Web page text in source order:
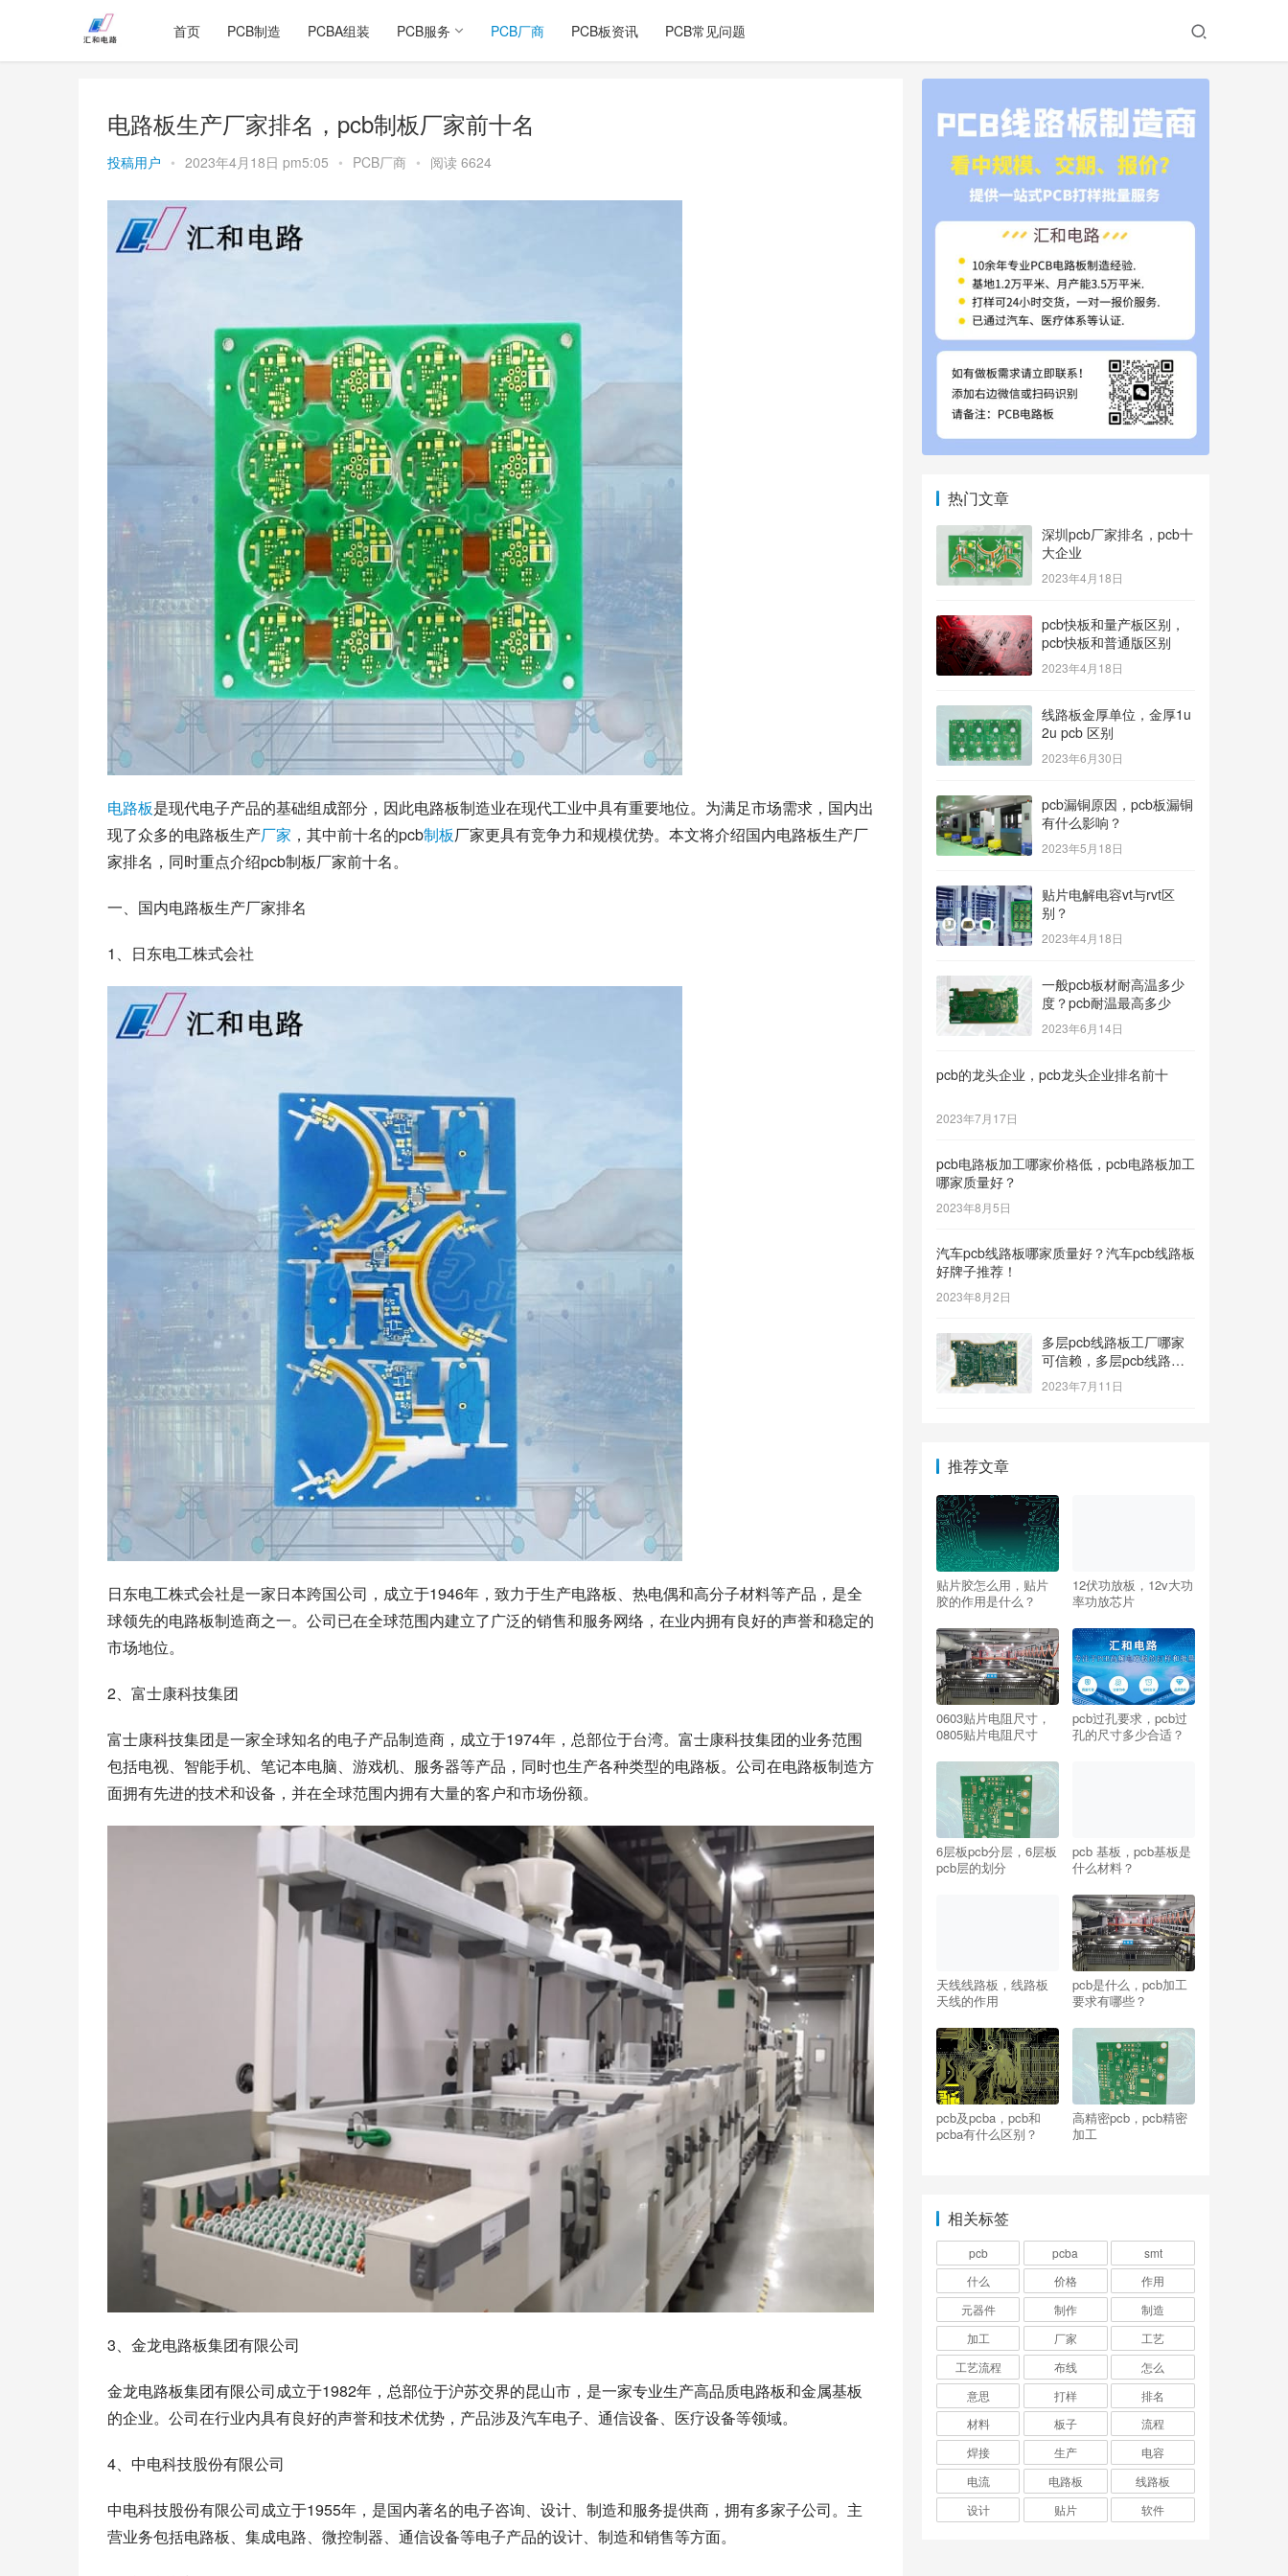
首页 PCB制造 PCBA组装 PCB服务 PCB厂商 PCB板资讯 PCB常见问题
电路板生产厂家排名，pcb制板厂家前十名
投稿用户 • 2023年4月18日 pm5:05 • PCB厂商 • 阅读 6624
电路板是现代电子产品的基础组成部分，因此电路板制造业在现代工业中具有重要地位。为满足市场需求，国内出
现了众多的电路板生产厂家 ，其中前十名的pcb制板厂家更具有竞争力和规模优势。本文将介绍国内电路板生产厂
家排名，同时重点介绍pcb制板厂家前十名。
一、国内电路板生产厂家排名
1、日东电工株式会社
日东电工株式会社是一家日本跨国公司，成立于1946年，致力于生产电路板、热电偶和高分子材料等产品，是全
球领先的电路板制造商之一。公司已在全球范围内建立了广泛的销售和服务网络，在业内拥有良好的声誉和稳定的
市场地位。
2、富士康科技集团
富士康科技集团是一家全球知名的电子产品制造商，成立于1974年，总部位于台湾。富士康科技集团的业务范围
包括电视、智能手机、笔记本电脑、游戏机、服务器等产品，同时也生产各种类型的电路板。公司在电路板制造方
面拥有先进的技术和设备，并在全球范围内拥有大量的客户和市场份额。
3、金龙电路板集团有限公司
金龙电路板集团有限公司成立于1982年，总部位于沪苏交界的昆山市，是一家专业生产高品质电路板和金属基板
的企业。公司在行业内具有良好的声誉和技术优势，产品涉及汽车电子、通信设备、医疗设备等领域。
4、中电科技股份有限公司
中电科技股份有限公司成立于1955年，是国内著名的电子咨询、设计、制造和服务提供商，拥有多家子公司。主
营业务包括电路板、集成电路、微控制器、通信设备等电子产品的设计、制造和销售等方面。
热门文章
深圳pcb厂家排名，pcb十
大企业
2023年4月18日
pcb快板和量产板区别，
pcb快板和普通版区别
2023年4月18日
线路板金厚单位，金厚1u
2u pcb 区别
2023年6月30日
pcb漏铜原因，pcb板漏铜
有什么影响？
2023年5月18日
贴片电解电容vt与rvt区
别？
2023年4月18日
一般pcb板材耐高温多少
度？pcb耐温最高多少
2023年6月14日
pcb的龙头企业，pcb龙头企业排名前十
2023年7月17日
pcb电路板加工哪家价格低，pcb电路板加工
哪家质量好？
2023年8月5日
汽车pcb线路板哪家质量好？汽车pcb线路板
好牌子推荐！
2023年8月2日
多层pcb线路板工厂哪家
可信赖，多层pcb线路板
工厂哪个牌子质量好
2023年7月11日
推荐文章
贴片胶怎么用，贴片
胶的作用是什么？
12伏功放板，12v大功
率功放芯片
0603贴片电阻尺寸，
0805贴片电阻尺寸
pcb过孔要求，pcb过
孔的尺寸多少合适？
6层板pcb分层，6层板
pcb层的划分
pcb 基板，pcb基板是
什么材料？
天线线路板，线路板
天线的作用
pcb是什么，pcb加工
要求有哪些？
pcb及pcba，pcb和
pcba有什么区别？
高精密pcb，pcb精密
加工
相关标签
pcb pcba
smt
什么
价格
作用
元器件
制作
制造
加工
厂家
工艺
工艺流程
布线
怎么
意思
打样
排名
材料
板子
流程
焊接
生产
电容
电流
电路板
线路板
设计
贴片 软件